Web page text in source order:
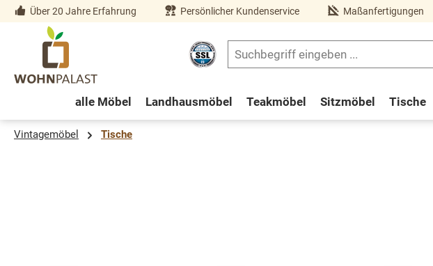
Zur Hauptnavigation springen
Über 20 Jahre Erfahrung Persönlicher Kundenservice Maßanfertigungen
alle Möbel Landhausmöbel Teakmöbel Sitzmöbel Tische
Vintagemöbel Tische